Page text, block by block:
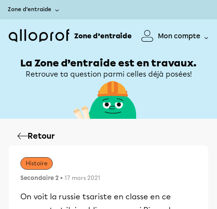
Zone d’entraide
Zone d’entraide Mon compte
La Zone d’entraide est en travaux.
Retrouve ta question parmi celles déjà posées!
Retour
Histoire
Secondaire 2 • 17 mars 2021
On voit la russie tsariste en classe en ce